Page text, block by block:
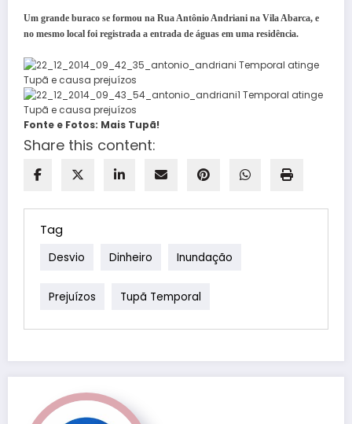
Um grande buraco se formou na Rua Antônio Andriani na Vila Abarca, e
no mesmo local foi registrada a entrada de águas em uma residência.
Fonte e Fotos: Mais Tupã!
Share this content:
Tag
Desvio Dinheiro Inundação
Prejuízos Tupã Temporal